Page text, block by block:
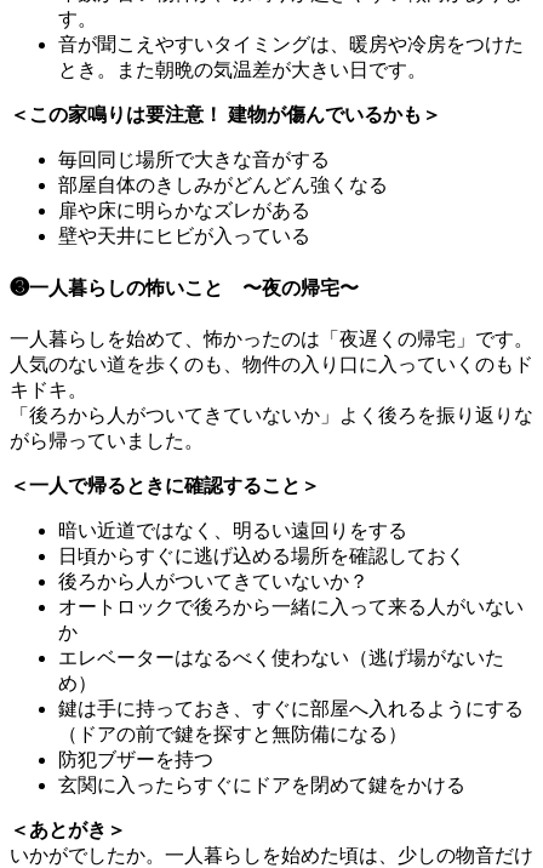
す。
音が聞こえやすいタイミングは、暖房や冷房をつけた
とき。また朝晩の気温差が大きい日です。
＜この家鳴りは要注意！ 建物が傷んでいるかも＞
毎回同じ場所で大きな音がする
部屋自体のきしみがどんどん強くなる
扉や床に明らかなズレがある
壁や天井にヒビが入っている
❸一人暮らしの怖いこと 〜夜の帰宅〜
一人暮らしを始めて、怖かったのは「夜遅くの帰宅」です。
人気のない道を歩くのも、物件の入り口に入っていくのもド
キドキ。
「後ろから人がついてきていないか」よく後ろを振り返りな
がら帰っていました。
＜一人で帰るときに確認すること＞
暗い近道ではなく、明るい遠回りをする
日頃からすぐに逃げ込める場所を確認しておく
後ろから人がついてきていないか？
オートロックで後ろから一緒に入って来る人がいない
か
エレベーターはなるべく使わない（逃げ場がないた
め）
鍵は手に持っておき、すぐに部屋へ入れるようにする
（ドアの前で鍵を探すと無防備になる）
防犯ブザーを持つ
玄関に入ったらすぐにドアを閉めて鍵をかける
＜あとがき＞
いかがでしたか。一人暮らしを始めた頃は、少しの物音だけ